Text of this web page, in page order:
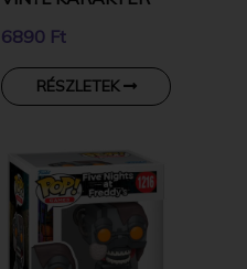
6890 Ft
RÉSZLETEK